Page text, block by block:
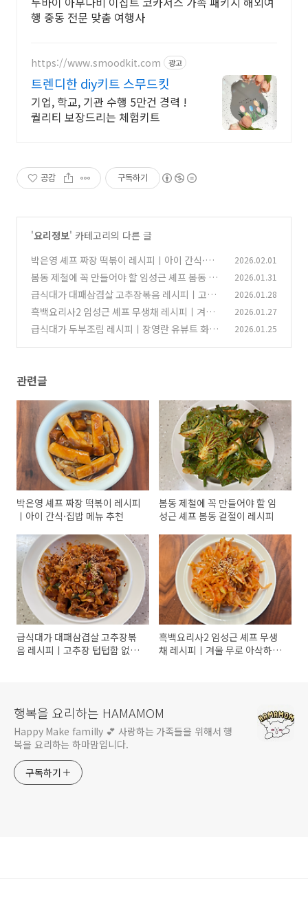
행 중동 전문 맞춤 여행사
https://www.smoodkit.com 광고
트렌디한 diy키트 스무드킷
기업, 학교, 기관 수행 5만건 경력 !
퀄리티 보장드리는 체험키트
공감 구독하기
'요리정보' 카테고리의 다른 글
박은영 셰프 짜장 떡볶이 레시피ㅣ아이 간식·집
밥 메뉴 추천
(0)
2026.02.01
봄동 제철에 꼭 만들어야 할 임성근 셰프 봄동 겉
절이 레시피
(1)
2026.01.31
급식대가 대패삼겹살 고추장볶음 레시피ㅣ고추
장 텁텁함 없이 단짠 매콤 비법 (0)
2026.01.28
흑백요리사2 임성근 셰프 무생채 레시피ㅣ겨울
무로 아삭하게 만드는 비법
(0)
2026.01.27
급식대가 두부조림 레시피ㅣ장영란 유뷰트 화제
2026.01.25
관련글
박은영 셰프 짜장 떡볶이 레시피
ㅣ아이 간식·집밥 메뉴 추천
봄동 제철에 꼭 만들어야 할 임
성근 셰프 봄동 겉절이 레시피
급식대가 대패삼겹살 고추장볶
음 레시피ㅣ고추장 텁텁함 없이
흑백요리사2 임성근 셰프 무생
채 레시피ㅣ겨울 무로 아삭하게
행복을 요리하는 HAMAMOM
Happy Make familly 💕 사랑하는 가족들을 위해서 행
복을 요리하는 하마맘입니다.
구독하기